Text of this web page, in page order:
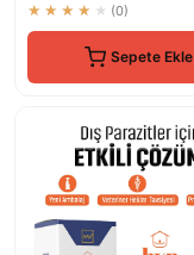
★★★★★ (0)
Sepete Ekle